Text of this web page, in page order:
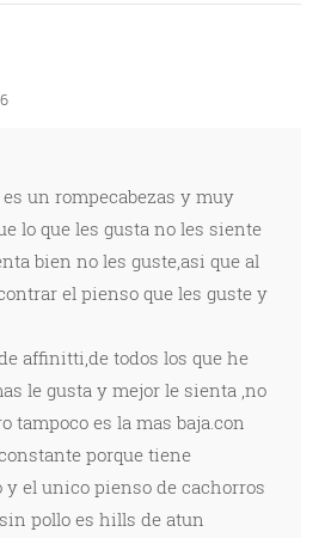
un rompecabezas y muy
lo que les gusta no les siente
bien no les guste,asi que al
el pienso que les guste y
affinitti,de todos los que he
le gusta y mejor le sienta ,no
tampoco es la mas baja.con
porque tiene
el unico pienso de cachorros
pollo es hills de atun